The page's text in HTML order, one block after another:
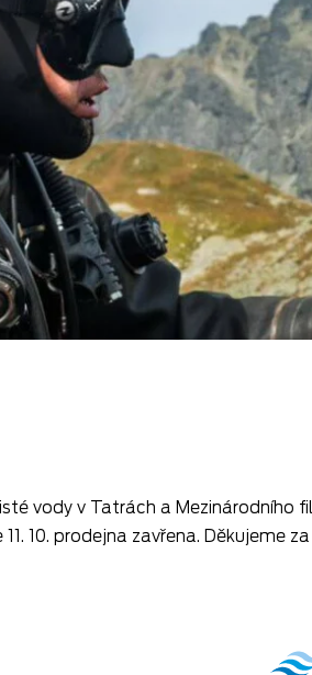
vody v Tatrách a
10. prodejna zavřena. Děkujeme